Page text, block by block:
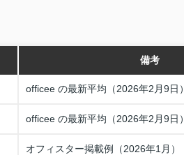
備考
officee の最新平均（2026年2月9日）
officee の最新平均（2026年2月9日）
オフィスター掲載例（2026年1月）